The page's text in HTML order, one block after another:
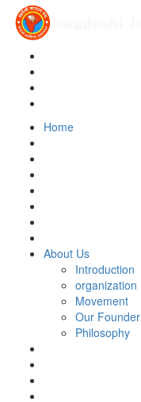
Home
About Us
Introduction
organization
Movement
Our Founder
Philosophy